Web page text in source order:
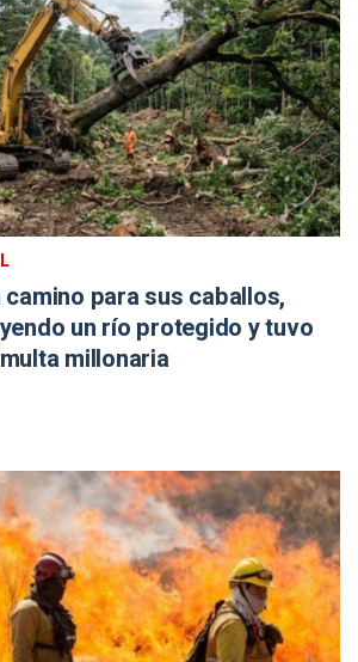
para sus caballos,
un río protegido y tuvo
millonaria